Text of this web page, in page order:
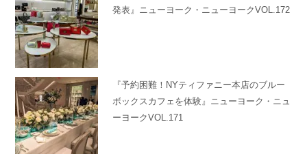
発表』ニューヨーク・ニューヨークVOL.172
『予約困難！NYティファニー本店のブルー
ボックスカフェを体験』ニューヨーク・ニュ
ーヨークVOL.171